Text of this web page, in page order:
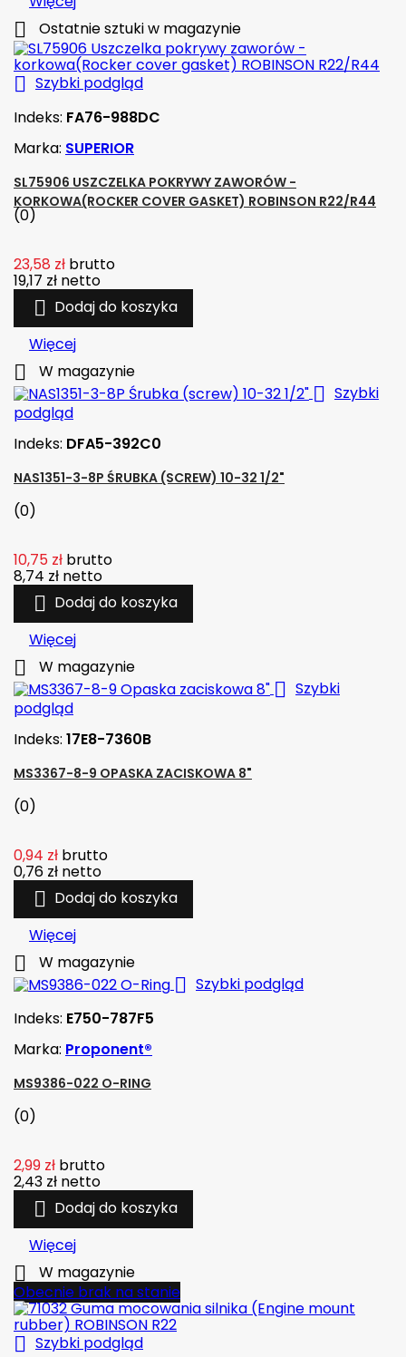
 Ostatnie sztuki w magazynie
 Szybki podgląd
Indeks: FA76-988DC
Marka: SUPERIOR
SL75906 USZCZELKA POKRYWY ZAWORÓW -
KORKOWA(ROCKER COVER GASKET) ROBINSON R22/R44
(0)
23,58 zł brutto
19,17 zł netto
 Dodaj do koszyka
Więcej
 W magazynie
 Szybki
podgląd
Indeks: DFA5-392C0
NAS1351-3-8P ŚRUBKA (SCREW) 10-32 1/2"
(0)
10,75 zł brutto
8,74 zł netto
 Dodaj do koszyka
Więcej
 W magazynie
 Szybki
podgląd
Indeks: 17E8-7360B
MS3367-8-9 OPASKA ZACISKOWA 8"
(0)
0,94 zł brutto
0,76 zł netto
 Dodaj do koszyka
Więcej
 W magazynie
 Szybki podgląd
Indeks: E750-787F5
Marka: Proponent®
MS9386-022 O-RING
(0)
2,99 zł brutto
2,43 zł netto
 Dodaj do koszyka
Więcej

W magazynie
Obecnie brak na stanie
 Szybki podgląd